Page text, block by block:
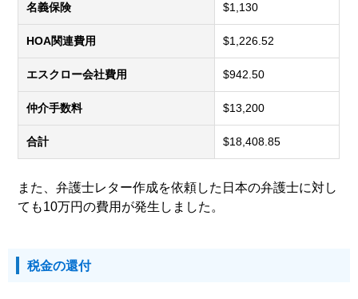
名義保険 $1,130
HOA関連費用 $1,226.52
エスクロー会社費用 $942.50
仲介手数料 $13,200
合計 $18,408.85
また、弁護士レター作成を依頼した日本の弁護士に対し
ても10万円の費用が発生しました。
税金の還付